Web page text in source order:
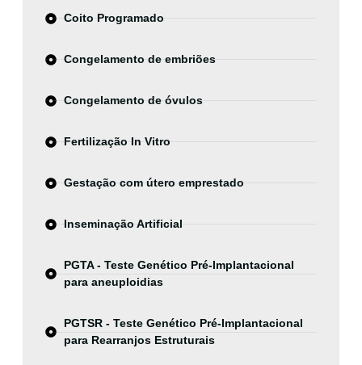
Coito Programado
Congelamento de embriões
Congelamento de óvulos
Fertilização In Vitro
Gestação com útero emprestado
Inseminação Artificial
PGTA - Teste Genético Pré-Implantacional
para aneuploidias
PGTSR - Teste Genético Pré-Implantacional
para Rearranjos Estruturais